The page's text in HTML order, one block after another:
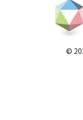
個人情報保護方針
反社会的勢力に
院内感染対策指針
©